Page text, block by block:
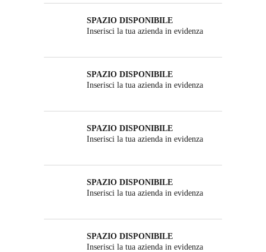
SPAZIO DISPONIBILE
Inserisci la tua azienda in evidenza
SPAZIO DISPONIBILE
Inserisci la tua azienda in evidenza
SPAZIO DISPONIBILE
Inserisci la tua azienda in evidenza
SPAZIO DISPONIBILE
Inserisci la tua azienda in evidenza
SPAZIO DISPONIBILE
Inserisci la tua azienda in evidenza